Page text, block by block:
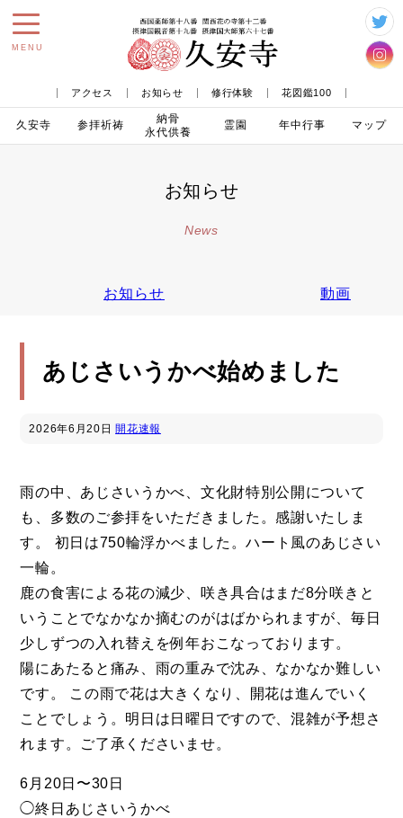
toggle
navigation
MENU
アクセス お知らせ 修行体験 花図鑑100
久安寺 参拝祈祷
納骨
永代供養
霊園 年中行事 マップ
お知らせ
News
お知らせ 動画
あじさいうかべ始めました
2026年6月20日 開花速報
雨の中、あじさいうかべ、文化財特別公開について
も、多数のご参拝をいただきました。感謝いたしま
す。 初日は750輪浮かべました。ハート風のあじさい
一輪。
鹿の食害による花の減少、咲き具合はまだ8分咲きと
いうことでなかなか摘むのがはばかられますが、毎日
少しずつの入れ替えを例年おこなっております。
陽にあたると痛み、雨の重みで沈み、なかなか難しい
です。 この雨で花は大きくなり、開花は進んでいく
ことでしょう。明日は日曜日ですので、混雑が予想さ
れます。ご了承くださいませ。
6月20日〜30日
◯終日あじさいうかべ